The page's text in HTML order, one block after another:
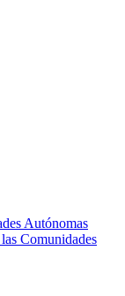
Autónomas
Comunidades